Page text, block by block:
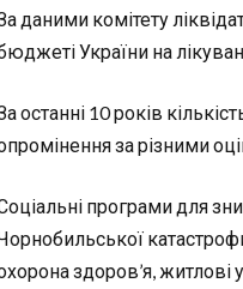
даними комітету
України на
останні 10 років
за різними
програми для
здоров’я, житлові